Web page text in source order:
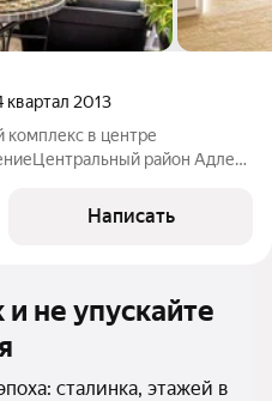
квартал 2013
в центре
район Адлера
(50
и рестораныТорговые
Написать
не упускайте
сталинка, этажей в